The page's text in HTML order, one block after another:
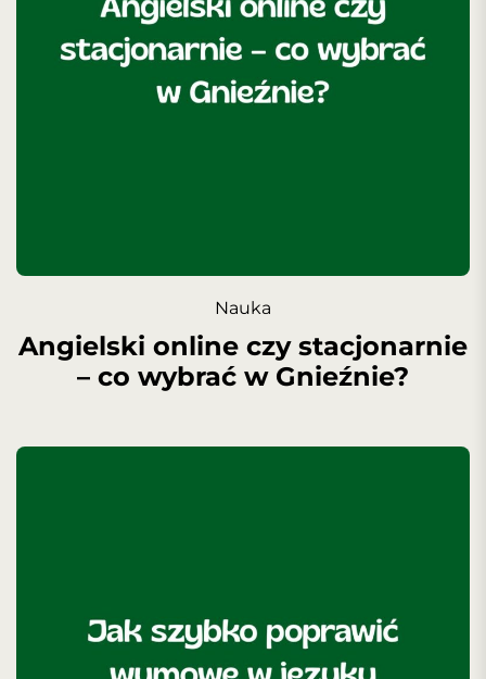
Nauka
Angielski online czy stacjonarnie
– co wybrać w Gnieźnie?